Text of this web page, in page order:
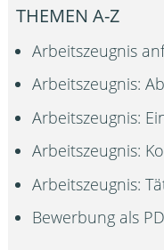
THEMEN A-Z
Arbeitszeugnis
Arbeitszeugnis:
Arbeitszeugnis:
Arbeitszeugnis:
Arbeitszeugnis:
Bewerbung als